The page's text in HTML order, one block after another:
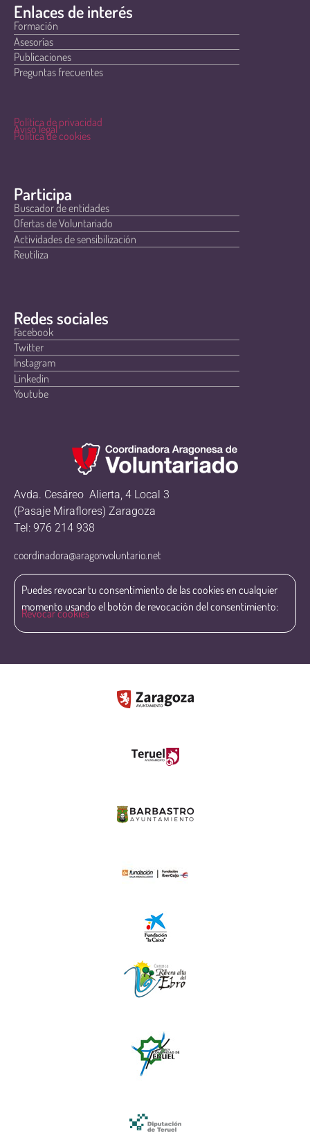
Enlaces de interés
Formación
Asesorías
Publicaciones
Preguntas frecuentes
Política de privacidad
Aviso legal
Política de cookies
Participa
Buscador de entidades
Ofertas de Voluntariado
Actividades de sensibilización
Reutiliza
Redes sociales
Facebook
Twitter
Instagram
Linkedin
Youtube
Avda. Cesáreo Alierta, 4 Local 3
(Pasaje Miraflores) Zaragoza
Tel: 976 214 938
coordinadora@aragonvoluntario.net
Puedes revocar tu consentimiento de las cookies en cualquier
momento usando el botón de revocación del consentimiento:
Revocar cookies